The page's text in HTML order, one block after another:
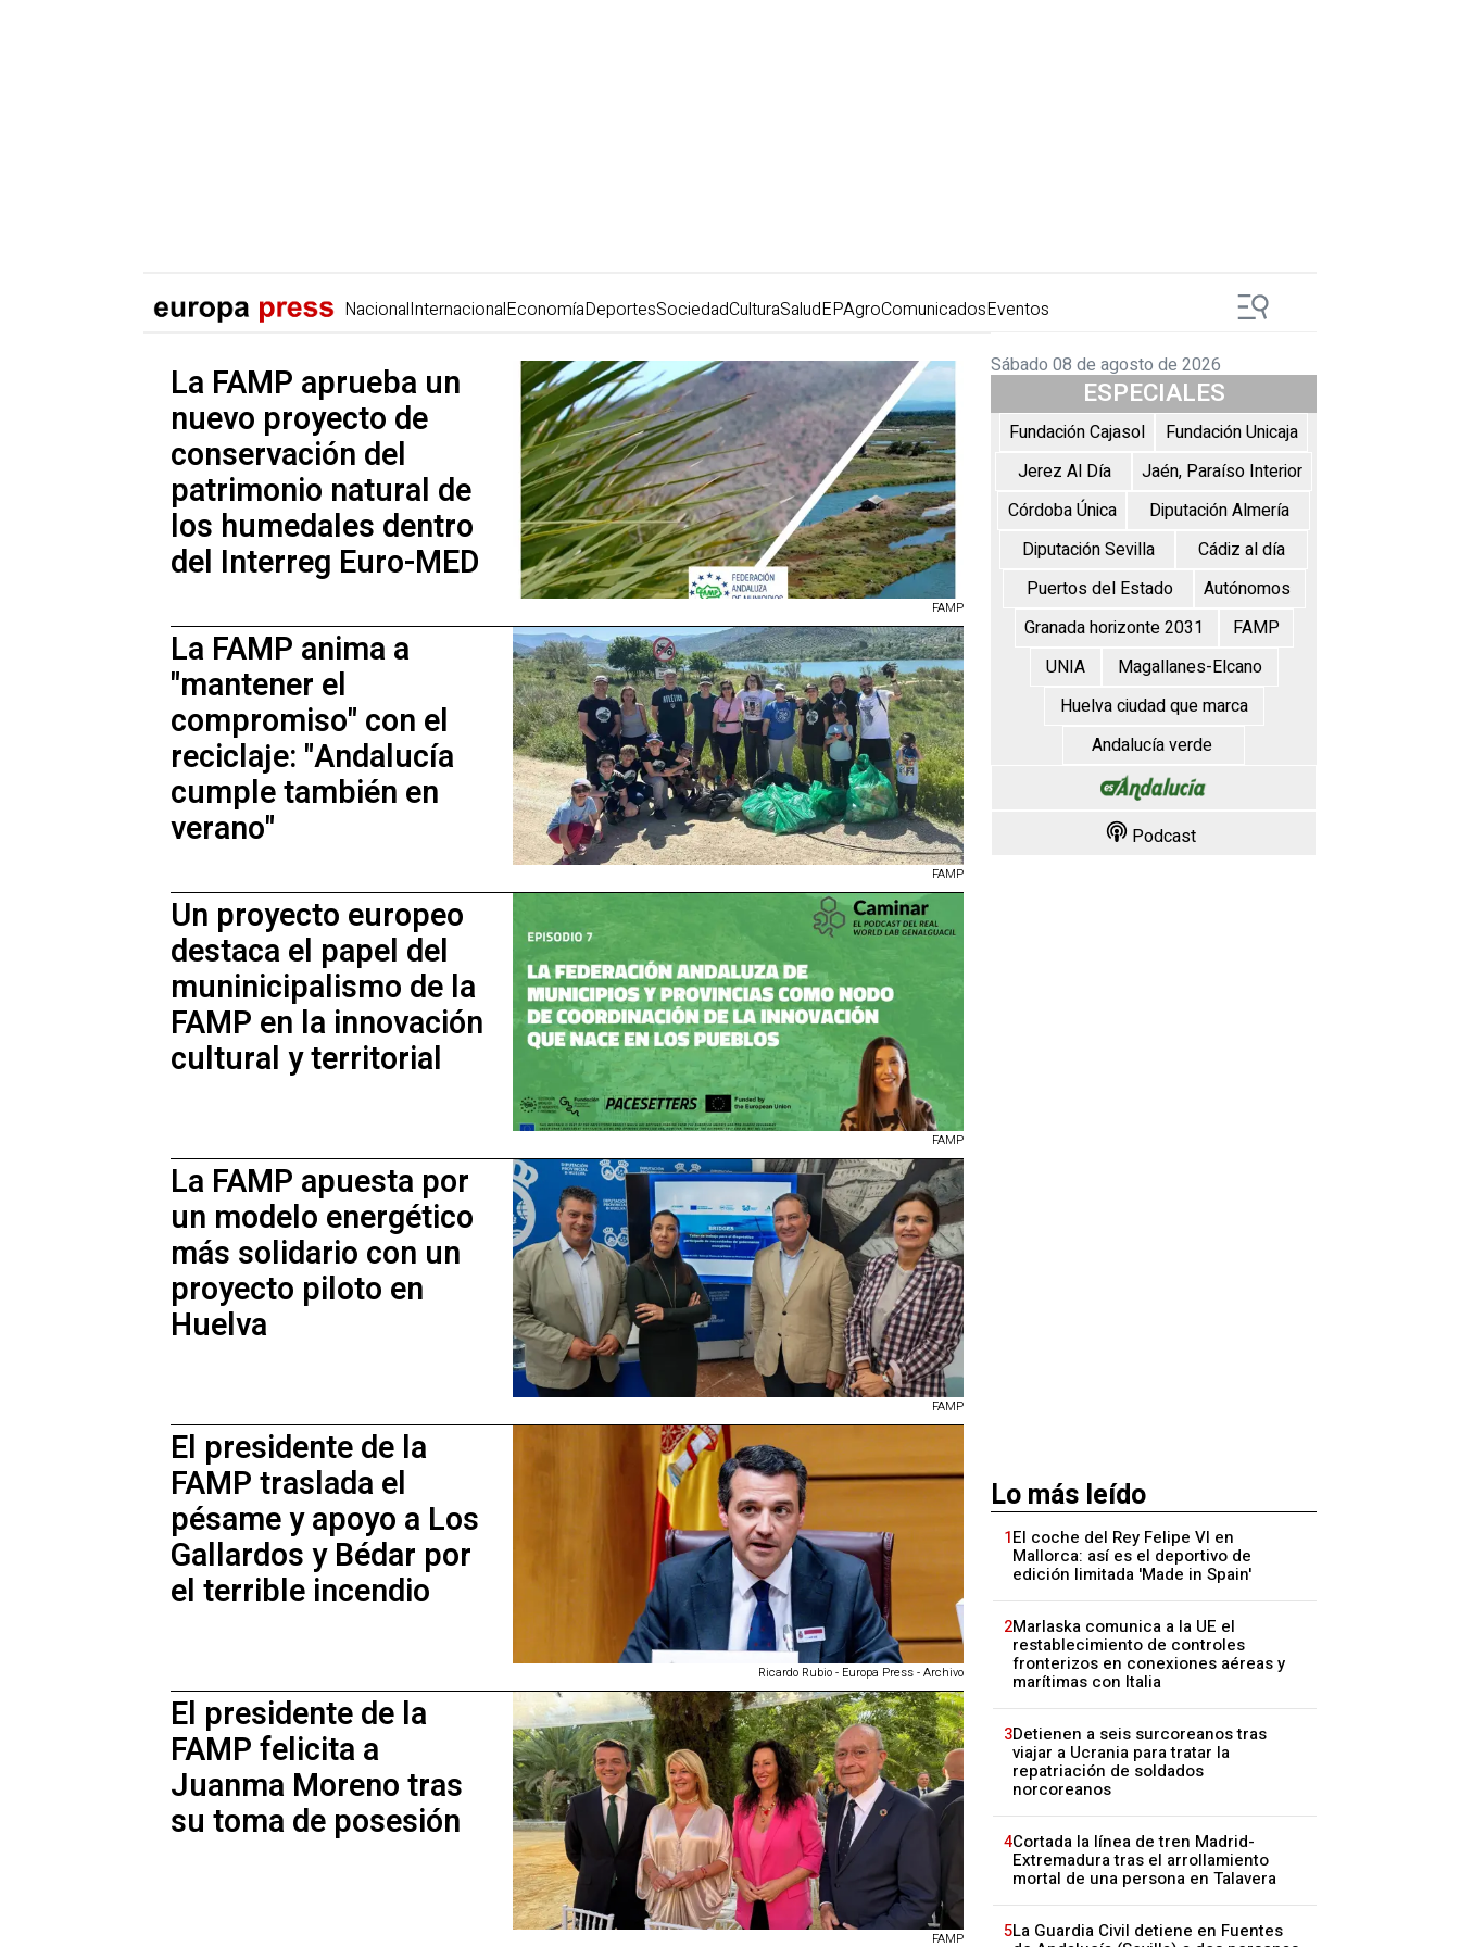
NacionalInternacionalEconomíaDeportesSociedadCulturaSaludEPAgroComunicadosEventos
FAMP
La FAMP aprueba un
nuevo proyecto de
conservación del
patrimonio natural de
los humedales dentro
del Interreg Euro-MED
FAMP
La FAMP anima a
"mantener el
compromiso" con el
reciclaje: "Andalucía
cumple también en
verano"
FAMP
Un proyecto europeo
destaca el papel del
muninicipalismo de la
FAMP en la innovación
cultural y territorial
FAMP
La FAMP apuesta por
un modelo energético
más solidario con un
proyecto piloto en
Huelva
Ricardo Rubio - Europa Press - Archivo
El presidente de la
FAMP traslada el
pésame y apoyo a Los
Gallardos y Bédar por
el terrible incendio
FAMP
El presidente de la
FAMP felicita a
Juanma Moreno tras
su toma de posesión
Sábado 08 de agosto de 2026
ESPECIALES
Fundación Cajasol
Fundación Unicaja
Jerez Al Día
Jaén, Paraíso Interior
Córdoba Única
Diputación Almería
Diputación Sevilla
Cádiz al día
Puertos del Estado
Autónomos
Granada horizonte 2031
FAMP
UNIA
Magallanes-Elcano
Huelva ciudad que marca
Andalucía verde
Podcast
Lo más leído
1El coche del Rey Felipe VI en
Mallorca: así es el deportivo de
edición limitada 'Made in Spain'
2Marlaska comunica a la UE el
restablecimiento de controles
fronterizos en conexiones aéreas y
marítimas con Italia
3Detienen a seis surcoreanos tras
viajar a Ucrania para tratar la
repatriación de soldados
norcoreanos
4Cortada la línea de tren Madrid-
Extremadura tras el arrollamiento
mortal de una persona en Talavera
5La Guardia Civil detiene en Fuentes